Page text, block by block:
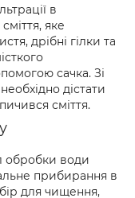
в
яке
дрібні гілки та
сачка. Зі
дістати
сміття.
обробки води
прибирання в
для чищення,